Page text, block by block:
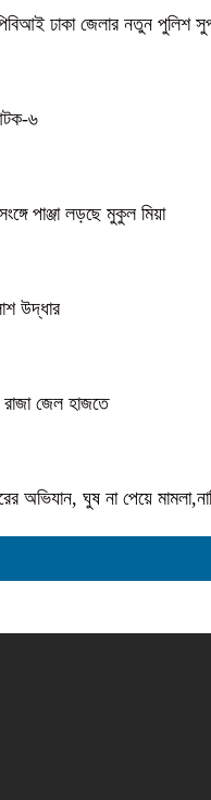
ঢাকা জেলার নতুন পুলিশ
৬
পাঞ্জা লড়ছে মুকুল মিয়া
উদ্ধার
রাজা জেল হাজতে
অভিযান, ঘুষ না পেয়ে